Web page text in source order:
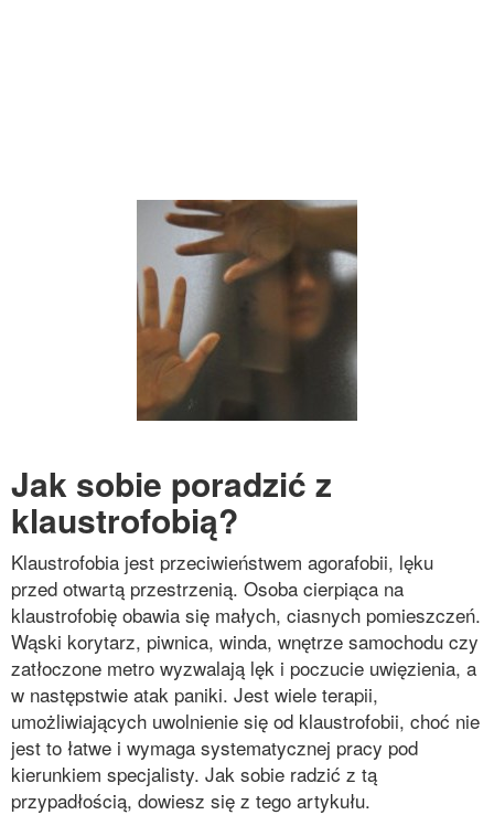
Jak sobie poradzić z
klaustrofobią?
Klaustrofobia jest przeciwieństwem agorafobii, lęku
przed otwartą przestrzenią. Osoba cierpiąca na
klaustrofobię obawia się małych, ciasnych pomieszczeń.
Wąski korytarz, piwnica, winda, wnętrze samochodu czy
zatłoczone metro wyzwalają lęk i poczucie uwięzienia, a
w następstwie atak paniki. Jest wiele terapii,
umożliwiających uwolnienie się od klaustrofobii, choć nie
jest to łatwe i wymaga systematycznej pracy pod
kierunkiem specjalisty. Jak sobie radzić z tą
przypadłością, dowiesz się z tego artykułu.